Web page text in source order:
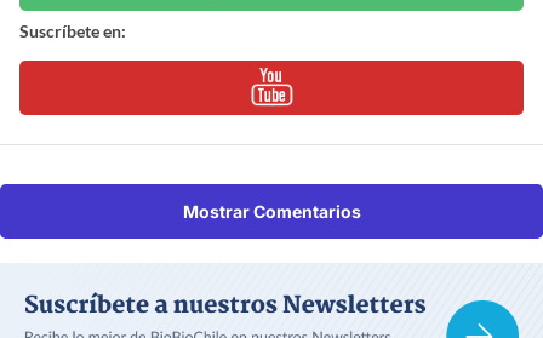
Suscríbete en:
Mostrar Comentarios